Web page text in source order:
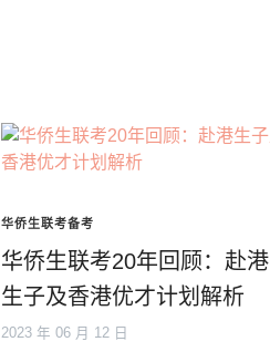
华侨生联考备考
华侨生联考20年回顾：赴港
生子及香港优才计划解析
2023 年 06 月 12 日